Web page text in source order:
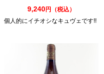
9,240円（税込）
個人的にイチオシなキュヴェです!!